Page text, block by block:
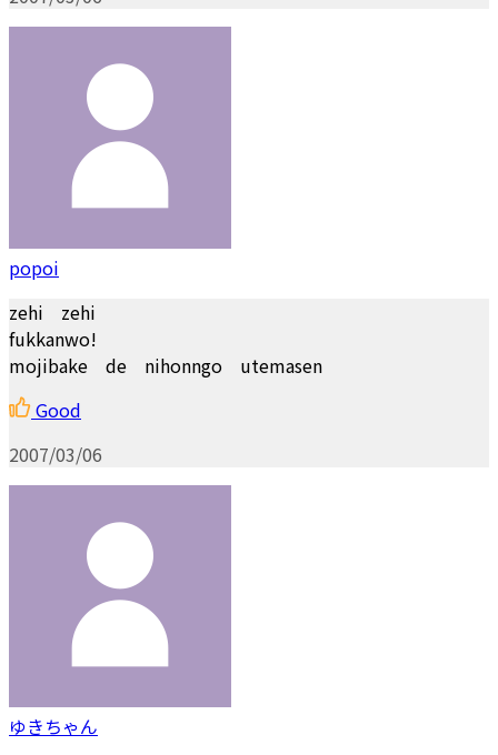
popoi
zehi zehi
fukkanwo!
mojibake de nihonngo utemasen
Good
2007/03/06
ゆきちゃん